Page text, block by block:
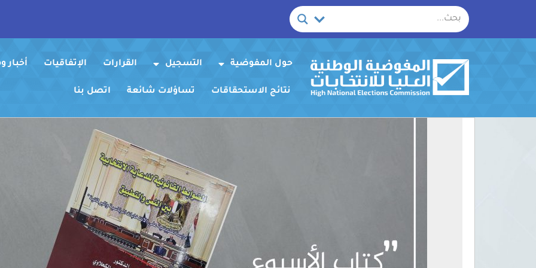
حول المفوضية التسجيل القرارات الإتفاقيات
نتائج الاستحقاقات تساؤلات شائعة اتصل بنا